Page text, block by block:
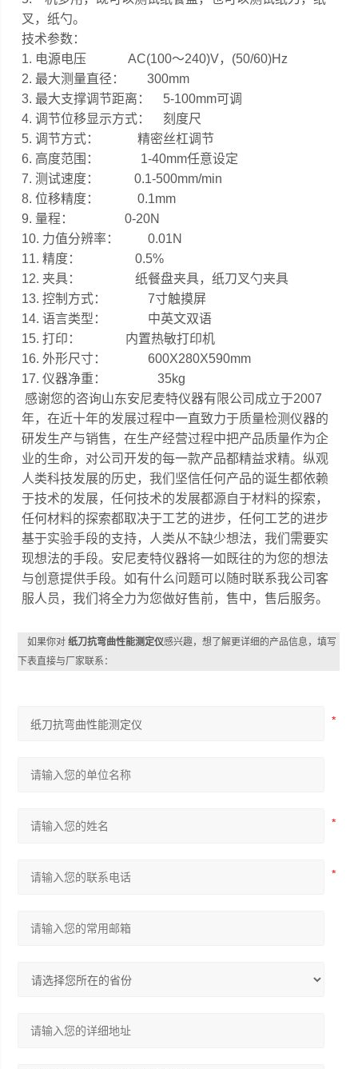
叉，纸勺。
技术参数：
1. 电源电压 AC(100～240)V，(50/60)Hz
2. 最大测量直径： 300mm
3. 最大支撑调节距离： 5-100mm可调
4. 调节位移显示方式： 刻度尺
5. 调节方式： 精密丝杠调节
6. 高度范围： 1-40mm任意设定
7. 测试速度： 0.1-500mm/min
8. 位移精度： 0.1mm
9. 量程： 0-20N
10. 力值分辨率： 0.01N
11. 精度： 0.5%
12. 夹具： 纸餐盘夹具，纸刀叉勺夹具
13. 控制方式： 7寸触摸屏
14. 语言类型： 中英文双语
15. 打印： 内置热敏打印机
16. 外形尺寸： 600X280X590mm
17. 仪器净重： 35kg
感谢您的咨询山东安尼麦特仪器有限公司成立于2007
年，在近十年的发展过程中一直致力于质量检测仪器的
研发生产与销售，在生产经营过程中把产品质量作为企
业的生命，对公司开发的每一款产品都精益求精。纵观
人类科技发展的历史，我们坚信任何产品的诞生都依赖
于技术的发展，任何技术的发展都源自于材料的探索，
任何材料的探索都取决于工艺的进步，任何工艺的进步
基于实验手段的支持，人类从不缺少想法，我们需要实
现想法的手段。安尼麦特仪器将一如既往的为您的想法
与创意提供手段。如有什么问题可以随时联系我公司客
服人员，我们将全力为您做好售前，售中，售后服务。
如果你对纸刀抗弯曲性能测定仪感兴趣，想了解更详细的产品信息，填写
下表直接与厂家联系：